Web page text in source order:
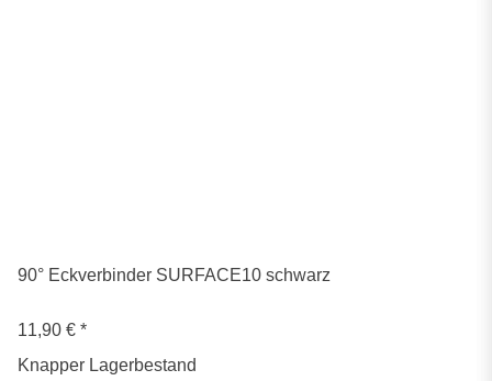
90° Eckverbinder SURFACE10 schwarz
11,90 € *
Knapper Lagerbestand